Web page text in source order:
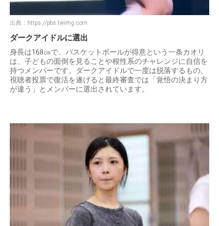
出典： https://pbs.twimg.com
ダークアイドルに選出
身長は168㎝で、バスケットボールが得意という一条カオリ
は、子どもの面倒を見ることや根性系のチャレンジに自信を
持つメンバーです。ダークアイドルで一度は脱落するもの、
視聴者投票で復活を遂げると最終審査では「覚悟の決まり方
が違う」とメンバーに選出されています。